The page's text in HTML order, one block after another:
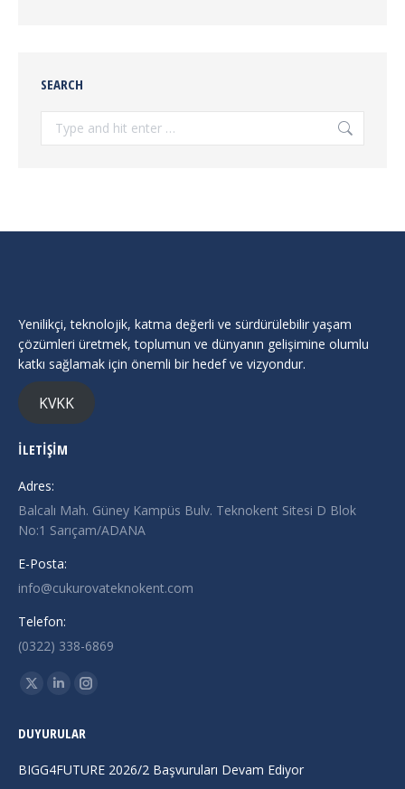
SEARCH
Search:
Yenilikçi, teknolojik, katma değerli ve sürdürülebilir yaşam
çözümleri üretmek, toplumun ve dünyanın gelişimine olumlu
katkı sağlamak için önemli bir hedef ve vizyondur.
KVKK
İLETİŞİM
Adres:
Balcalı Mah. Güney Kampüs Bulv. Teknokent Sitesi D Blok
No:1 Sarıçam/ADANA
E-Posta:
info@cukurovateknokent.com
Telefon:
(0322) 338-6869
Find us on:
X
opens
in
Linkedin
opens
in
Instagram
opens
in
DUYURULAR
BIGG4FUTURE 2026/2 Başvuruları Devam Ediyor